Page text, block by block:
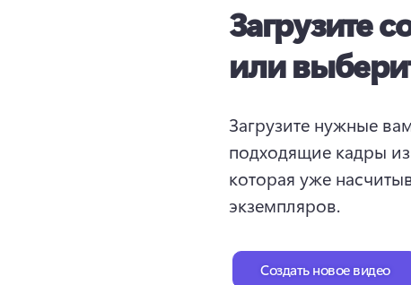
Загрузите
или
Загрузите нужные
подходящие кадры
которая уже
экземпляров.
Создать новое видео